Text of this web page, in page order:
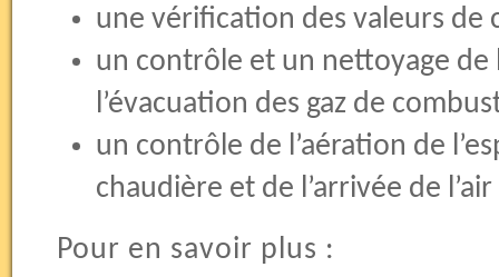
une vérification des valeurs de
un contrôle et un nettoyage de
l’évacuation des gaz de
un contrôle de l’aération de
chaudière et de l’arrivée de
Pour en savoir plus :